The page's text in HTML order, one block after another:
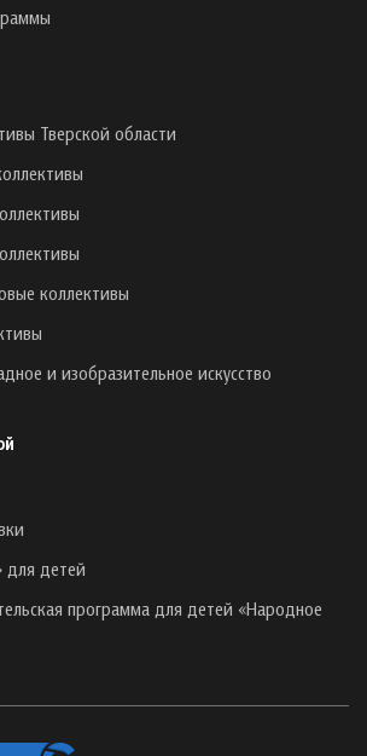
Тверской области
коллективы
и изобразительное искусство
для детей
программа для детей «Народное